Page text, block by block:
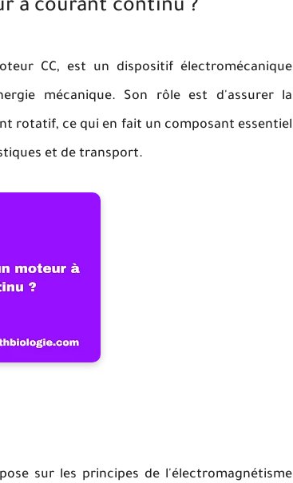
à courant continu ?
CC, est un dispositif électromécanique
mécanique. Son rôle est d'assurer la
rotatif, ce qui en fait un composant essentiel
et de transport.
sur les principes de l'électromagnétisme